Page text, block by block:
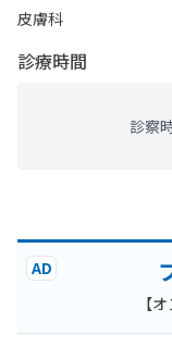
皮膚科
診療時間
診察
AD
【